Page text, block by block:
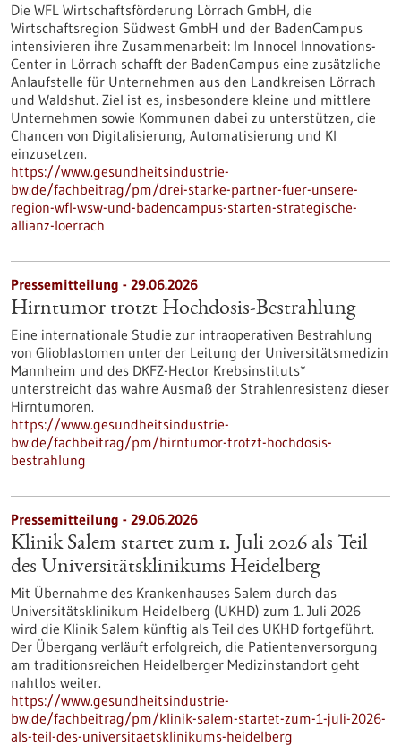
Die WFL Wirtschaftsförderung Lörrach GmbH, die
Wirtschaftsregion Südwest GmbH und der BadenCampus
intensivieren ihre Zusammenarbeit: Im Innocel Innovations-
Center in Lörrach schafft der BadenCampus eine zusätzliche
Anlaufstelle für Unternehmen aus den Landkreisen Lörrach
und Waldshut. Ziel ist es, insbesondere kleine und mittlere
Unternehmen sowie Kommunen dabei zu unterstützen, die
Chancen von Digitalisierung, Automatisierung und KI
einzusetzen.
https://www.gesundheitsindustrie-
bw.de/fachbeitrag/pm/drei-starke-partner-fuer-unsere-
region-wfl-wsw-und-badencampus-starten-strategische-
allianz-loerrach
Pressemitteilung - 29.06.2026
Hirntumor trotzt Hochdosis-Bestrahlung
Eine internationale Studie zur intraoperativen Bestrahlung
von Glioblastomen unter der Leitung der Universitätsmedizin
Mannheim und des DKFZ-Hector Krebsinstituts*
unterstreicht das wahre Ausmaß der Strahlenresistenz dieser
Hirntumoren.
https://www.gesundheitsindustrie-
bw.de/fachbeitrag/pm/hirntumor-trotzt-hochdosis-
bestrahlung
Pressemitteilung - 29.06.2026
Klinik Salem startet zum 1. Juli 2026 als Teil
des Universitätsklinikums Heidelberg
Mit Übernahme des Krankenhauses Salem durch das
Universitätsklinikum Heidelberg (UKHD) zum 1. Juli 2026
wird die Klinik Salem künftig als Teil des UKHD fortgeführt.
Der Übergang verläuft erfolgreich, die Patientenversorgung
am traditionsreichen Heidelberger Medizinstandort geht
nahtlos weiter.
https://www.gesundheitsindustrie-
bw.de/fachbeitrag/pm/klinik-salem-startet-zum-1-juli-2026-
als-teil-des-universitaetsklinikums-heidelberg